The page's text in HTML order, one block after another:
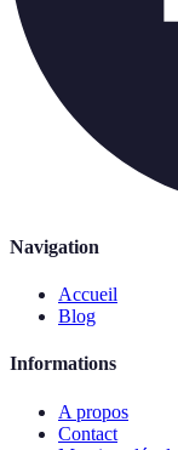
Navigation
Accueil
Blog
Informations
A propos
Contact